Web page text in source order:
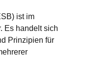
ist im
Es handelt sich
Prinzipien für